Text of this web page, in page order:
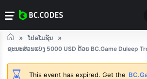
ໂປຣໂມຊັນ
ຊະນະສ່ວນແບ່ງ 5000 USD ດ້ວຍ BC.Game Duleep
This event has expired. Get the